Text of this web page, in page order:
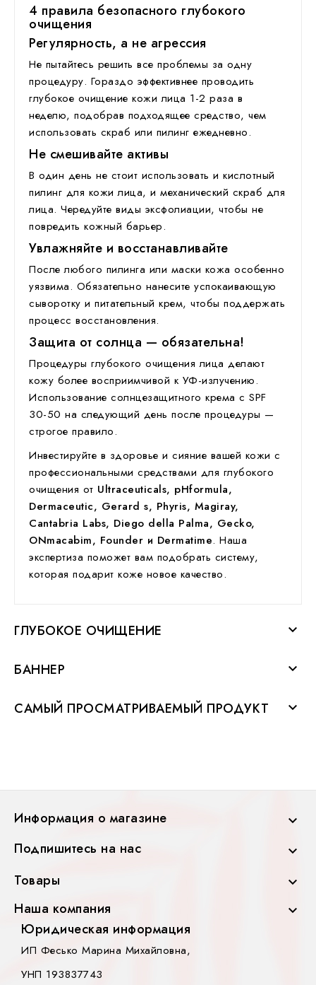
4 правила безопасного глубокого
очищения
Регулярность, а не агрессия
Не пытайтесь решить все проблемы за одну
процедуру. Гораздо эффективнее проводить
глубокое очищение кожи лица 1-2 раза в
неделю, подобрав подходящее средство, чем
использовать скраб или пилинг ежедневно.
Не смешивайте активы
В один день не стоит использовать и кислотный
пилинг для кожи лица, и механический скраб для
лица. Чередуйте виды эксфолиации, чтобы не
повредить кожный барьер.
Увлажняйте и восстанавливайте
После любого пилинга или маски кожа особенно
уязвима. Обязательно нанесите успокаивающую
сыворотку и питательный крем, чтобы поддержать
процесс восстановления.
Защита от солнца — обязательна!
Процедуры глубокого очищения лица делают
кожу более восприимчивой к УФ-излучению.
Использование солнцезащитного крема с SPF
30-50 на следующий день после процедуры —
строгое правило.
Инвестируйте в здоровье и сияние вашей кожи с
профессиональными средствами для глубокого
очищения от Ultraceuticals, pHformula,
Dermaceutic, Gerard s, Phyris, Magiray,
Cantabria Labs, Diego della Palma, Gecko,
ONmacabim, Founder и Dermatime. Наша
экспертиза поможет вам подобрать систему,
которая подарит коже новое качество.
ГЛУБОКОЕ ОЧИЩЕНИЕ 
БАННЕР 
САМЫЙ ПРОСМАТРИВАЕМЫЙ ПРОДУКТ 
Информация о магазине 
Подпишитесь на нас 
Товары 
Наша компания 
Юридическая информация
ИП Фесько Марина Михайловна,
УНП 193837743